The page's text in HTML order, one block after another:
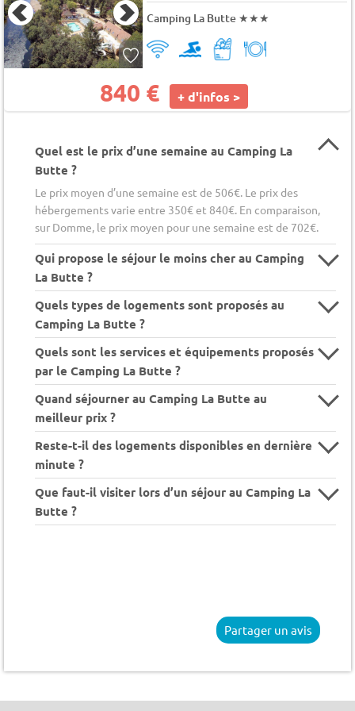
Camping La Butte ★★★
840 € + d'infos >
Quel est le prix d’une semaine au Camping La
Butte ?
Le prix moyen d’une semaine est de 506€. Le prix des
hébergements varie entre 350€ et 840€. En comparaison,
sur Domme, le prix moyen pour une semaine est de 702€.
Qui propose le séjour le moins cher au Camping
La Butte ?
Quels types de logements sont proposés au
Camping La Butte ?
Quels sont les services et équipements proposés
par le Camping La Butte ?
Quand séjourner au Camping La Butte au
meilleur prix ?
Reste-t-il des logements disponibles en dernière
minute ?
Que faut-il visiter lors d’un séjour au Camping La
Butte ?
Partager un avis